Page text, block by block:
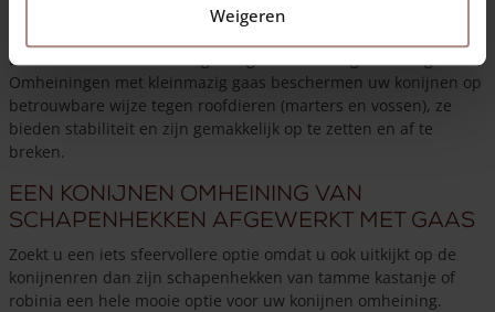
Weigeren
Konijnengaas (of volière gaas) is een kleinmazige afrastering
Daarnaast is het staal dik genoeg en dus knaagbestendig!
Omheiningen met kleinmazig gaas beschermen uw konijnen op
betrouwbare wijze tegen roofdieren (marters en vossen), ze
bieden stabiliteit en zijn gemakkelijk op te zetten en af te
breken.
Een konijnen omheining van
schapenhekken afgewerkt met gaas
Zoekt u een iets sfeervollere optie omdat u ook uitkijkt op de
konijnenren dan zijn schapenhekken van tamme kastanje of
robinia een hele mooie optie voor uw konijnen omheining.